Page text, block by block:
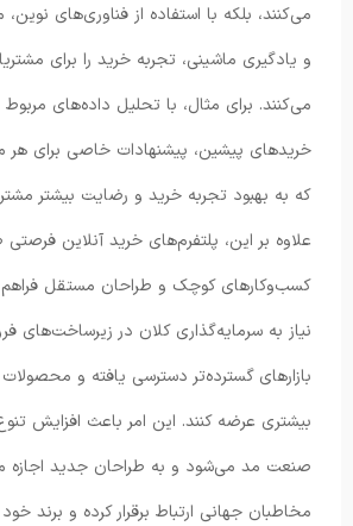
می‌کنند، بلکه با استفاده از فناوری‌های
و یادگیری ماشینی، تجربه خرید را برای
می‌کنند. برای مثال، با تحلیل داده‌های
خریدهای پیشین، پیشنهادات خاصی برای هر
که به بهبود تجربه خرید و رضایت بیشتر
علاوه بر این، پلتفرم‌های خرید آنلاین فرصتی
کسب‌وکارهای کوچک و طراحان مستقل فراهم
نیاز به سرمایه‌گذاری کلان در زیرساخت‌های
بازارهای گسترده‌تر دسترسی یافته و محصولات
بیشتری عرضه کنند. این امر باعث افزایش
صنعت مد می‌شود و به طراحان جدید اجازه
مخاطبان جهانی ارتباط برقرار کرده و برند خود